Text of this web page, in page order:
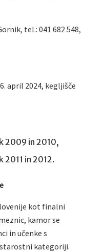
tel.: 041 682 548,
april 2024, kegljišče
2009 in 2010,
2011 in 2012.
kot finalni
kamor se
in učenke s
kategoriji.